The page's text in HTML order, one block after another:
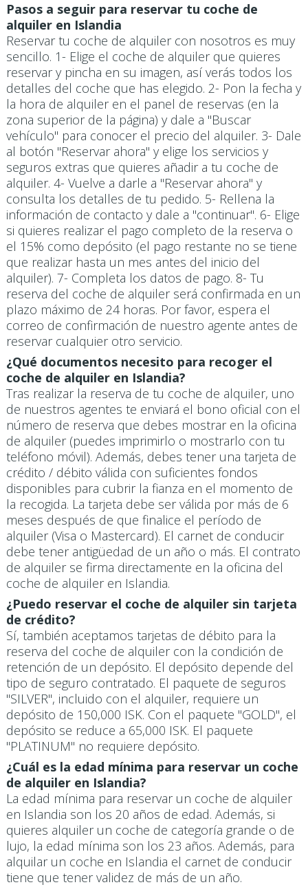
Pasos a seguir para reservar tu coche de
alquiler en Islandia
Reservar tu coche de alquiler con nosotros es muy
sencillo. 1- Elige el coche de alquiler que quieres
reservar y pincha en su imagen, así verás todos los
detalles del coche que has elegido. 2- Pon la fecha y
la hora de alquiler en el panel de reservas (en la
zona superior de la página) y dale a "Buscar
vehículo" para conocer el precio del alquiler. 3- Dale
al botón "Reservar ahora" y elige los servicios y
seguros extras que quieres añadir a tu coche de
alquiler. 4- Vuelve a darle a "Reservar ahora" y
consulta los detalles de tu pedido. 5- Rellena la
información de contacto y dale a "continuar". 6- Elige
si quieres realizar el pago completo de la reserva o
el 15% como depósito (el pago restante no se tiene
que realizar hasta un mes antes del inicio del
alquiler). 7- Completa los datos de pago. 8- Tu
reserva del coche de alquiler será confirmada en un
plazo máximo de 24 horas. Por favor, espera el
correo de confirmación de nuestro agente antes de
reservar cualquier otro servicio.
¿Qué documentos necesito para recoger el
coche de alquiler en Islandia?
Tras realizar la reserva de tu coche de alquiler, uno
de nuestros agentes te enviará el bono oficial con el
número de reserva que debes mostrar en la oficina
de alquiler (puedes imprimirlo o mostrarlo con tu
teléfono móvil). Además, debes tener una tarjeta de
crédito / débito válida con suficientes fondos
disponibles para cubrir la fianza en el momento de
la recogida. La tarjeta debe ser válida por más de 6
meses después de que finalice el período de
alquiler (Visa o Mastercard). El carnet de conducir
debe tener antigüedad de un año o más. El contrato
de alquiler se firma directamente en la oficina del
coche de alquiler en Islandia.
¿Puedo reservar el coche de alquiler sin tarjeta
de crédito?
Sí, también aceptamos tarjetas de débito para la
reserva del coche de alquiler con la condición de
retención de un depósito. El depósito depende del
tipo de seguro contratado. El paquete de seguros
"SILVER", incluido con el alquiler, requiere un
depósito de 150,000 ISK. Con el paquete "GOLD", el
depósito se reduce a 65,000 ISK. El paquete
"PLATINUM" no requiere depósito.
¿Cuál es la edad mínima para reservar un coche
de alquiler en Islandia?
La edad mínima para reservar un coche de alquiler
en Islandia son los 20 años de edad. Además, si
quieres alquiler un coche de categoría grande o de
lujo, la edad mínima son los 23 años. Además, para
alquilar un coche en Islandia el carnet de conducir
tiene que tener validez de más de un año.